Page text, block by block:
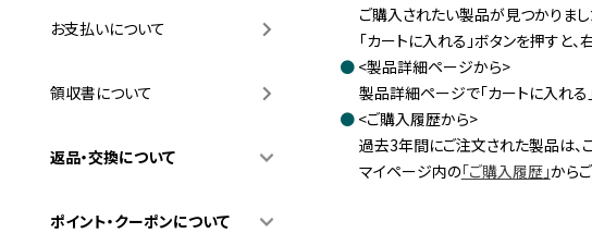
お支払いについて
領収書について
返品・交換について
ポイント・クーポンについて
ご購入されたい製品が見つかりまし
「カートに入れる」ボタンを押すと
<製品詳細ページから>
製品詳細ページで「カートに入れる
<ご購入履歴から>
過去3年間にご注文された製品は、
マイページ内の「ご購入履歴」から